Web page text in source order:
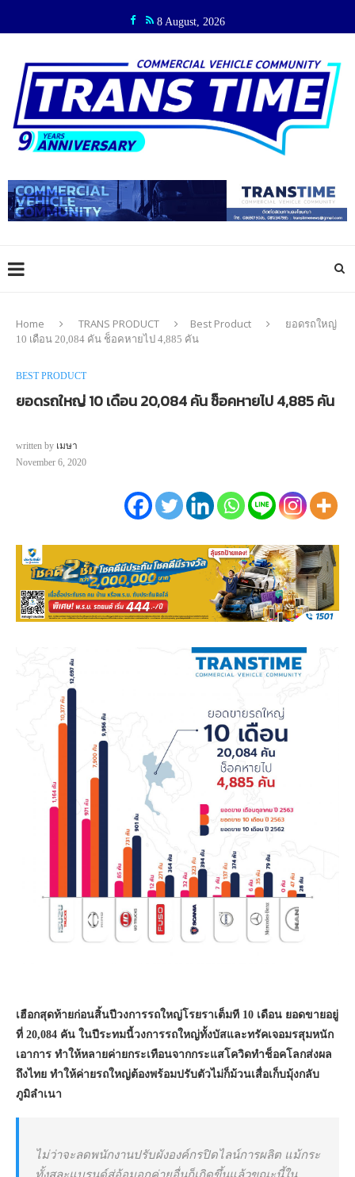
8 August, 2026
Home TRANS PRODUCT Best Product
ยอดรถใหญ่
10 เดือน 20,084 คัน ช็อคหายไป 4,885 คัน
BEST PRODUCT
ยอดรถใหญ่ 10 เดือน 20,084 คัน ช็อคหายไป 4,885 คัน
written by เมษา
November 6, 2020
เฮือกสุดท้ายก่อนสิ้นปีวงการรถใหญ่โรยราเต็มที 10 เดือน ยอดขายอยู่
ที่ 20,084 คัน ในปีระทมนี้วงการรถใหญ่ทั้งบัสและทรัคเจอมรสุมหนัก
เอาการ ทำให้หลายค่ายกระเทือนจากกระแสโควิดทำช็อคโลกส่งผล
ถึงไทย ทำให้ค่ายรถใหญ่ต้องพร้อมปรับตัวไม่ก็ม้วนเสื่อเก็บมุ้งกลับ
ภูมิลำเนา
ไม่ว่าจะลดพนักงานปรับผังองค์กรปิดไลน์การผลิต แม้กระ
ทั้งสละแบรนด์สู่อ้อมอกค่ายอื่นก็เกิดขึ้นแล้วขณะนี้ใน